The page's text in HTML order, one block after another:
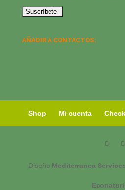
AÑADIR A CONTACTOS:
Shop Mi cuenta
Diseño Mediterranea